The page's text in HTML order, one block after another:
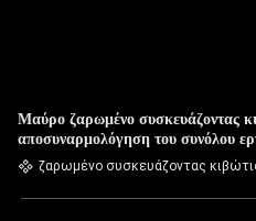
Μαύρο ζαρωμένο συσκευάζοντας
αποσυναρμολόγηση του συνόλου
ζαρωμένο συσκευάζοντας